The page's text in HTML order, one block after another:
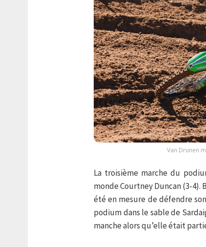
Van Drunen
La troisième marche du
monde Courtney Duncan (3-4).
été en mesure de défendre
podium dans le sable de
manche alors qu’elle était